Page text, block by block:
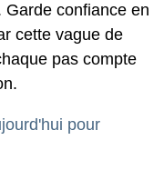
confiance en
cette vague de
pas compte
pour